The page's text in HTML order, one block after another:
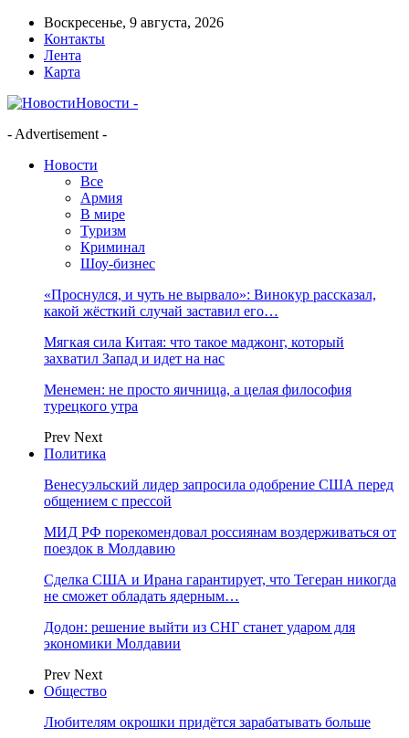
Воскресенье, 9 августа, 2026
Контакты
Лента
Карта
Новости -
- Advertisement -
Новости
Все
Армия
В мире
Туризм
Криминал
Шоу-бизнес
«Проснулся, и чуть не вырвало»: Винокур рассказал,
какой жёсткий случай заставил его…
Мягкая сила Китая: что такое маджонг, который
захватил Запад и идет на нас
Менемен: не просто яичница, а целая философия
турецкого утра
Prev Next
Политика
Венесуэльский лидер запросила одобрение США перед
общением с прессой
МИД РФ порекомендовал россиянам воздерживаться от
поездок в Молдавию
Сделка США и Ирана гарантирует, что Тегеран никогда
не сможет обладать ядерным…
Додон: решение выйти из СНГ станет ударом для
экономики Молдавии
Prev Next
Общество
Любителям окрошки придётся зарабатывать больше